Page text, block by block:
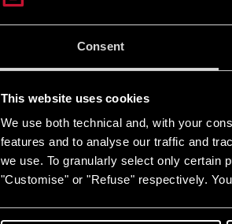
Consent
This website uses cookies
We use both technical and, with your
features and to analyse our traffic and
we use. To granularly select only certain
"Customise" or "Refuse" respectively.